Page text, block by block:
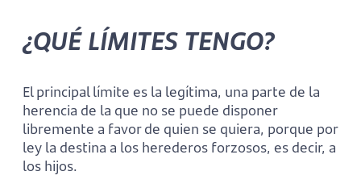
¿QUÉ LÍMITES TENGO?
El principal límite es la legítima, una parte de la
herencia de la que no se puede disponer
libremente a favor de quien se quiera, porque por
ley la destina a los herederos forzosos, es decir, a
los hijos.